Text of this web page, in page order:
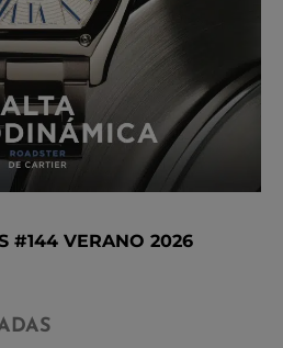
#144 VERANO 2026